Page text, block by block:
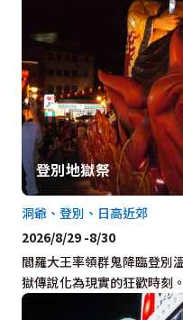
登別地獄祭
閻羅大王率領群鬼降臨登別
獄傳說化為現實的狂歡時刻
洞爺、登別、日高近郊
2026/8/29 -8/30